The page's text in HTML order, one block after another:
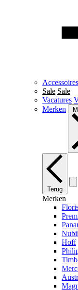
Accessoires
Sale Sale
Vacatures
Merken
Terug
Merken
Hoff